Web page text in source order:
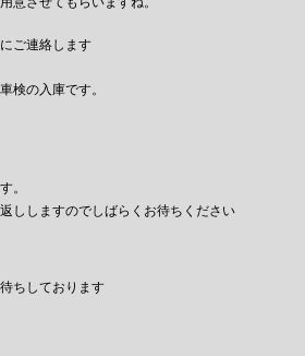
ご連絡します
検の入庫です。
。
ししますのでしばらくお待ちください
ちしております